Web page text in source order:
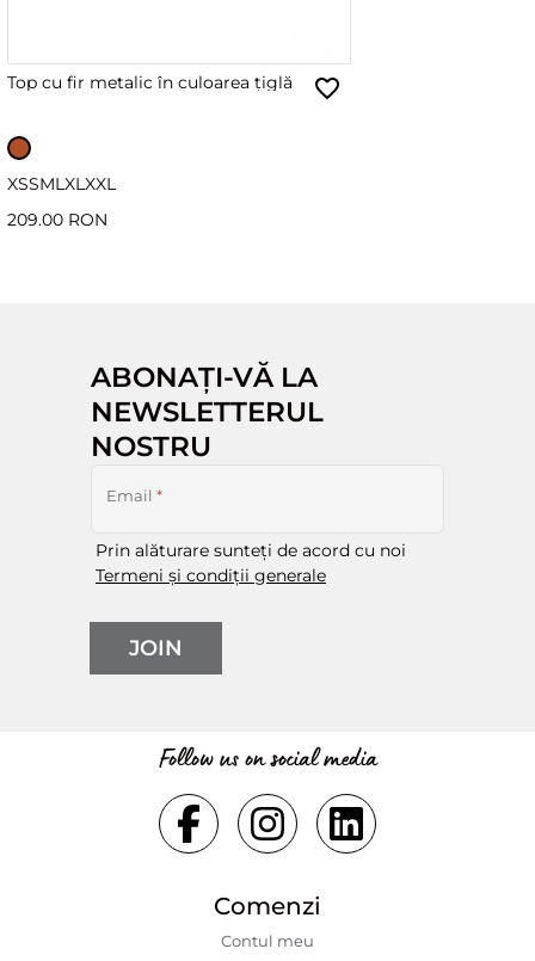
Top cu fir metalic în culoarea țiglă
XSSML XL XXL
209.00 RON
ABONAȚI-VĂ LA
NEWSLETTERUL
NOSTRU
Email *
Prin alăturare sunteți de acord cu noi
Termeni și condiții generale
JOIN
Follow us on social media
Comenzi
Contul meu